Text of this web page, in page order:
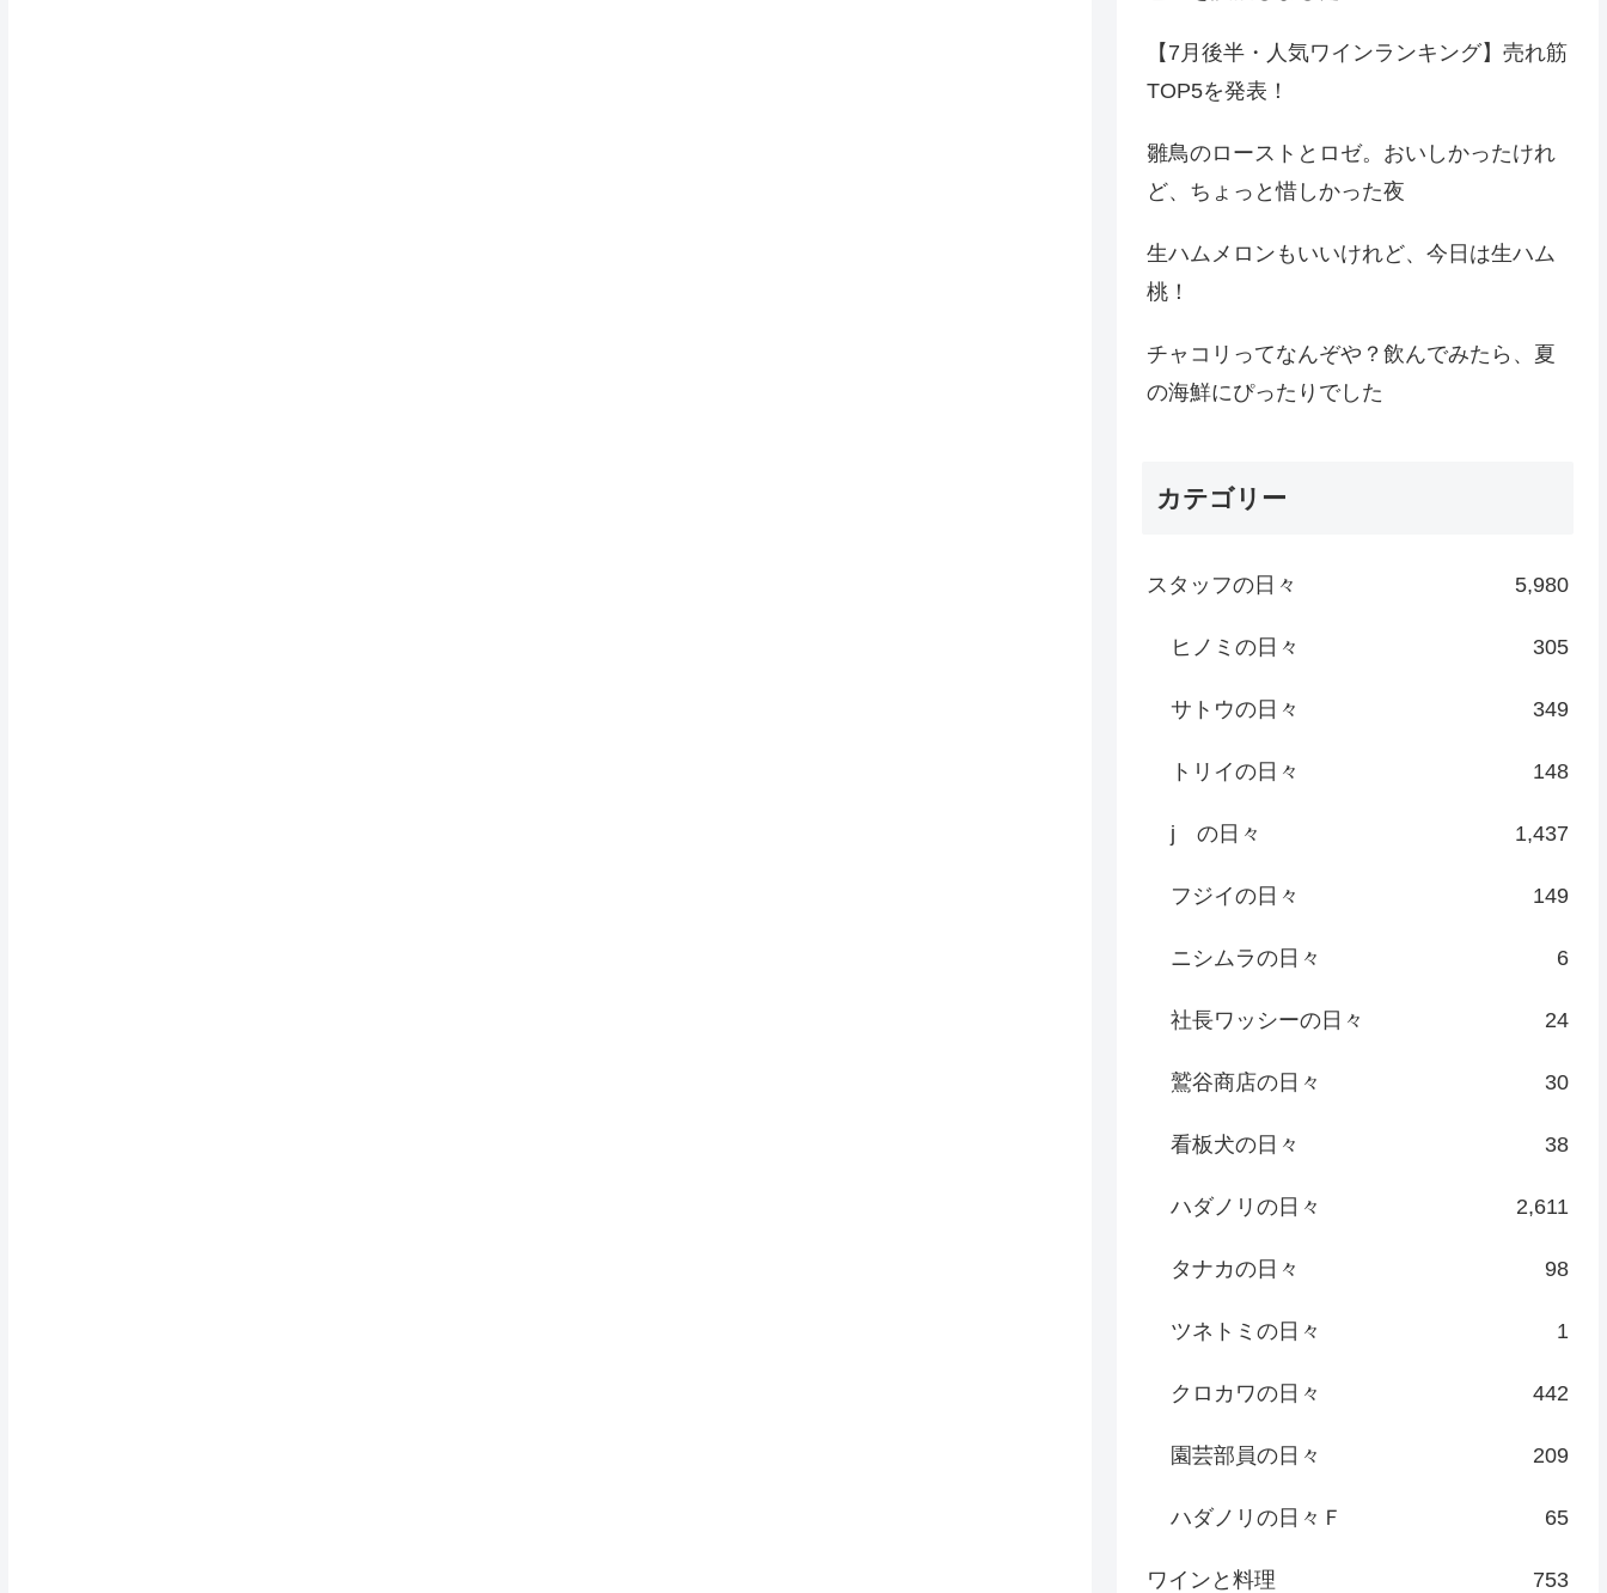
【7月後半・人気ワインランキング】売れ筋
TOP5を発表！
雛鳥のローストとロゼ。おいしかったけれ
ど、ちょっと惜しかった夜
生ハムメロンもいいけれど、今日は生ハム
桃！
チャコリってなんぞや？飲んでみたら、夏
の海鮮にぴったりでした
カテゴリー
スタッフの日々 5,980
ヒノミの日々 305
サトウの日々 349
トリイの日々 148
j の日々 1,437
フジイの日々 149
ニシムラの日々 6
社長ワッシーの日々 24
鷲谷商店の日々 30
看板犬の日々 38
ハダノリの日々 2,611
タナカの日々 98
ツネトミの日々 1
クロカワの日々 442
園芸部員の日々 209
ハダノリの日々Ｆ 65
ワインと料理 753